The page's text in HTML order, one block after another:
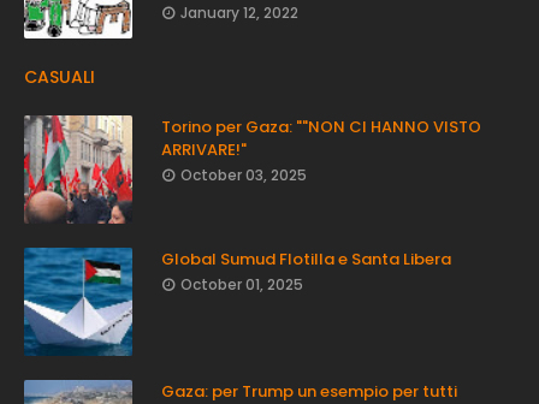
January 12, 2022
CASUALI
Torino per Gaza: ""NON CI HANNO VISTO
ARRIVARE!"
October 03, 2025
Global Sumud Flotilla e Santa Libera
October 01, 2025
Gaza: per Trump un esempio per tutti